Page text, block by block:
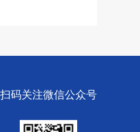
扫码关注微信公众号